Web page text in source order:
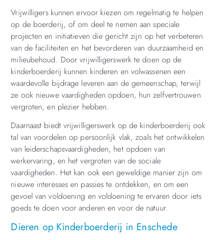
Vrijwilligers kunnen ervoor kiezen om regelmatig te helpen
op de boerderij, of om deel te nemen aan speciale
projecten en initiatieven die gericht zijn op het verbeteren
van de faciliteiten en het bevorderen van duurzaamheid en
milieubehoud. Door vrijwilligerswerk te doen op de
kinderboerderij kunnen kinderen en volwassenen een
waardevolle bijdrage leveren aan de gemeenschap, terwijl
ze ook nieuwe vaardigheden opdoen, hun zelfvertrouwen
vergroten, en plezier hebben.
Daarnaast biedt vrijwilligerswerk op de kinderboerderij ook
tal van voordelen op persoonlijk vlak, zoals het ontwikkelen
van leiderschapsvaardigheden, het opdoen van
werkervaring, en het vergroten van de sociale
vaardigheden. Het kan ook een geweldige manier zijn om
nieuwe interesses en passies te ontdekken, en om een
gevoel van voldoening en voldoening te ervaren door iets
goeds te doen voor anderen en voor de natuur.
Dieren op Kinderboerderij in Enschede